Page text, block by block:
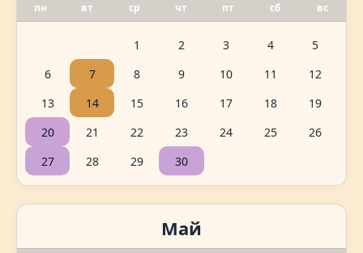
пн вт ср чт пт сб вс
1 2 3 4
5
6
7 8 9 10 11
12
13
14 15 16 17 18
19
20
21 22 23 24 25
26
27
28 29 30
Май